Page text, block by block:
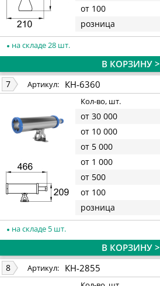
от 100
розница
на складе 28 шт.
В КОРЗИНУ >
7 Артикул: КН-6360
Кол-во, шт.
от 30 000
от 10 000
от 5 000
от 1 000
от 500
от 100
розница
на складе 5 шт.
В КОРЗИНУ >
8 Артикул: КН-2855